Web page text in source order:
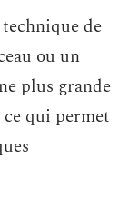
de
ou un
plus grande
qui permet